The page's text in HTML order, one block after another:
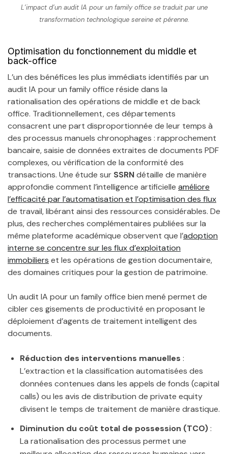
L’impact d’un audit IA pour un family office se traduit par une
transformation technologique sereine et pérenne.
Optimisation du fonctionnement du middle et
back-office
L’un des bénéfices les plus immédiats identifiés par un
audit IA pour un family office réside dans la
rationalisation des opérations de middle et de back
office. Traditionnellement, ces départements
consacrent une part disproportionnée de leur temps à
des processus manuels chronophages : rapprochement
bancaire, saisie de données extraites de documents PDF
complexes, ou vérification de la conformité des
transactions. Une étude sur SSRNdétaille de manière
approfondie comment l’intelligence artificielle améliore
l’efficacité par l’automatisation et l’optimisation des flux
de travail, libérant ainsi des ressources considérables. De
plus, des recherches complémentaires publiées sur la
même plateforme académique observent que l’adoption
interne se concentre sur les flux d’exploitation
immobiliers et les opérations de gestion documentaire,
des domaines critiques pour la gestion de patrimoine.
Un audit IA pour un family office bien mené permet de
cibler ces gisements de productivité en proposant le
déploiement d’agents de traitement intelligent des
documents.
Réduction des interventions manuelles :
L’extraction et la classification automatisées des
données contenues dans les appels de fonds (capital
calls) ou les avis de distribution de private equity
divisent le temps de traitement de manière drastique.
Diminution du coût total de possession (TCO):
La rationalisation des processus permet une